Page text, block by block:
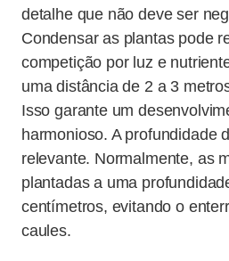
detalhe que não deve ser
Condensar as plantas pode
competição por luz e
uma distância de 2 a 3
Isso garante um
harmonioso. A profundidade
relevante. Normalmente, as
plantadas a uma
centímetros, evitando o
caules.